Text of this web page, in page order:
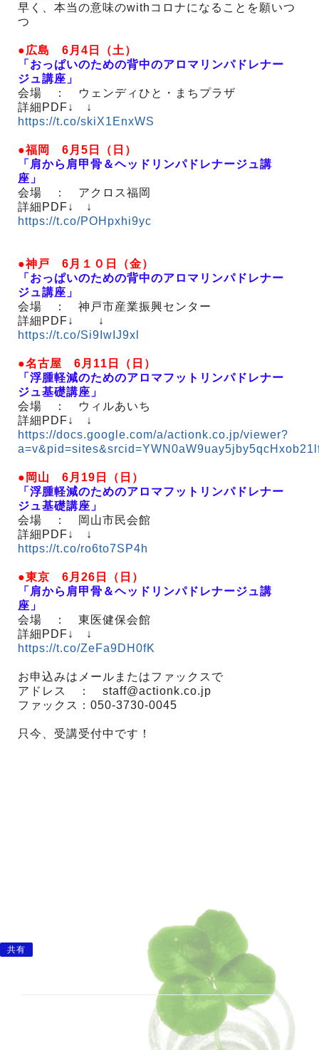
早く、本当の意味のwithコロナになることを願いつ
つ
●広島 6月4日（土）
「おっぱいのための背中のアロマリンパドレナー
ジュ講座」
会場 ： ウェンディひと・まちプラザ
詳細PDF↓ ↓
https://t.co/skiX1EnxWS
●福岡 6月5日（日）
「肩から肩甲骨＆ヘッドリンパドレナージュ講
座」
会場 ： アクロス福岡
詳細PDF↓ ↓
https://t.co/POHpxhi9yc
●神戸 6月１０日（金）
「おっぱいのための背中のアロマリンパドレナー
ジュ講座」
会場 ： 神戸市産業振興センター
詳細PDF↓ ↓
https://t.co/Si9IwIJ9xl
●名古屋 6月11日（日）
「浮腫軽減のためのアロマフットリンパドレナー
ジュ基礎講座」
会場 ： ウィルあいち
詳細PDF↓ ↓
https://docs.google.com/a/actionk.co.jp/viewer?
●岡山 6月19日（日）
「浮腫軽減のためのアロマフットリンパドレナー
ジュ基礎講座」
会場 ： 岡山市民会館
詳細PDF↓ ↓
https://t.co/ro6to7SP4h
●東京 6月26日（日）
「肩から肩甲骨＆ヘッドリンパドレナージュ講
座」
会場 ： 東医健保会館
詳細PDF↓ ↓
https://t.co/ZeFa9DH0fK
お申込みはメールまたはファックスで
アドレス ： staff@actionk.co.jp
ファックス：050-3730-0045
只今、受講受付中です！
共有